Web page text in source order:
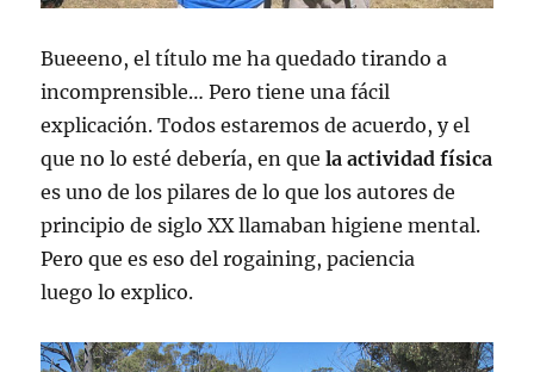
Bueeeno, el título me ha quedado tirando a
incomprensible… Pero tiene una fácil
explicación. Todos estaremos de acuerdo, y el
que no lo esté debería, en quela actividad física
es uno de los pilares de lo que los autores de
principio de siglo XX llamaban higiene mental.
Pero que es eso del rogaining, paciencia
luego lo explico.